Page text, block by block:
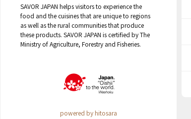
SAVOR JAPAN helps visitors to experience the
food and the cuisines that are unique to regions
as well as the rural communities that produce
these products. SAVOR JAPAN is certified by The
Ministry of Agriculture, Forestry and Fisheries.
powered by hitosara